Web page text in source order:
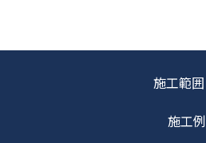
施工範囲
施工例